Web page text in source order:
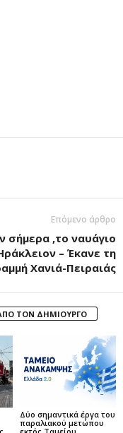
Επόμενο άρθρο
σήμερα ,το ναυάγιο
– Έκανε τη
Χανιά-Πειραιάς
ΤΟΝ ΔΗΜΙΟΥΡΓΟ
Δύο σημαντικά έργα του
παραλιακού μετώπου